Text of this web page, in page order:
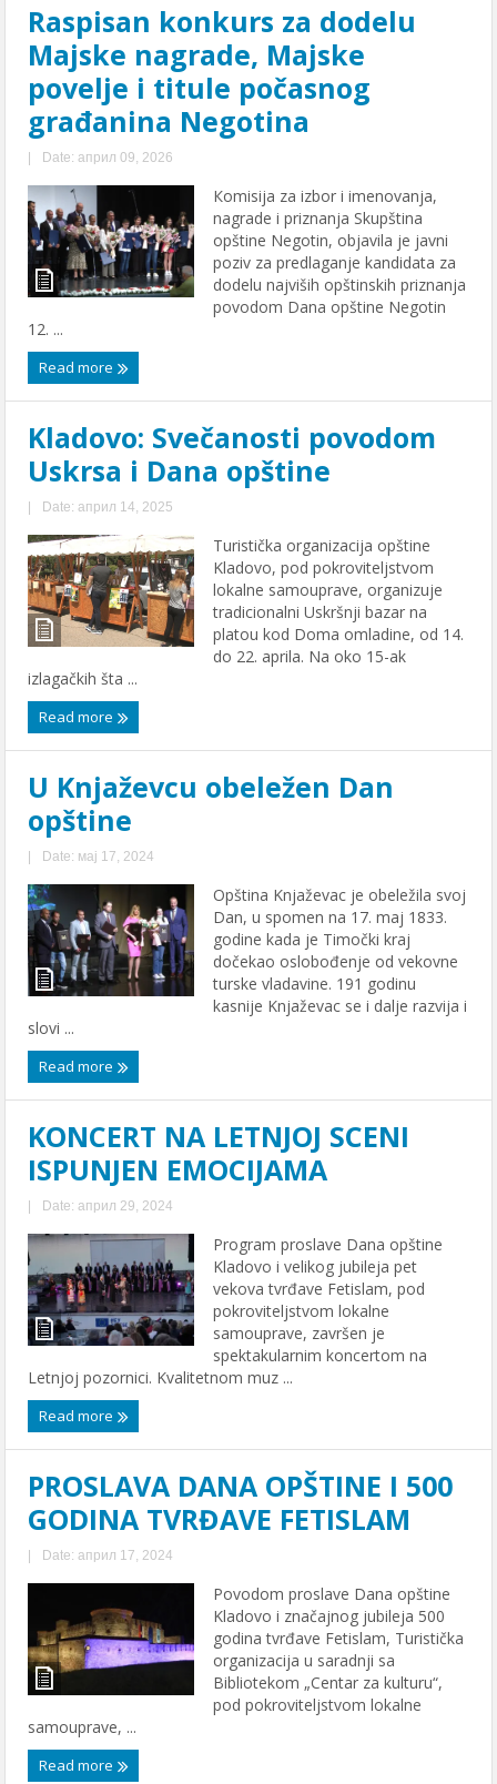
Raspisan konkurs za dodelu
Majske nagrade, Majske
povelje i titule počasnog
građanina Negotina
| Date: април 09, 2026
Кomisija za izbor i imenovanja,
nagrade i priznanja Skupština
opštine Negotin, objavila je javni
poziv za predlaganje kandidata za
dodelu najviših opštinskih priznanja
povodom Dana opštine Negotin
12. ...
Read more
Kladovo: Svečanosti povodom
Uskrsa i Dana opštine
| Date: април 14, 2025
Turistička organizacija opštine
Kladovo, pod pokroviteljstvom
lokalne samouprave, organizuje
tradicionalni Uskršnji bazar na
platou kod Doma omladine, od 14.
do 22. aprila. Na oko 15-ak
izlagačkih šta ...
Read more
U Knjaževcu obeležen Dan
opštine
| Date: мај 17, 2024
Opština Knjaževac je obeležila svoj
Dan, u spomen na 17. maj 1833.
godine kada je Timočki kraj
dočekao oslobođenje od vekovne
turske vladavine. 191 godinu
kasnije Knjaževac se i dalje razvija i
slovi ...
Read more
KONCERT NA LETNJOJ SCENI
ISPUNJEN EMOCIJAMA
| Date: април 29, 2024
Program proslave Dana opštine
Kladovo i velikog jubileja pet
vekova tvrđave Fetislam, pod
pokroviteljstvom lokalne
samouprave, završen je
spektakularnim koncertom na
Letnjoj pozornici. Kvalitetnom muz ...
Read more
PROSLAVA DANA OPŠTINE I 500
GODINA TVRĐAVE FETISLAM
| Date: април 17, 2024
Povodom proslave Dana opštine
Kladovo i značajnog jubileja 500
godina tvrđave Fetislam, Turistička
organizacija u saradnji sa
Bibliotekom „Centar za kulturu“,
pod pokroviteljstvom lokalne
samouprave, ...
Read more